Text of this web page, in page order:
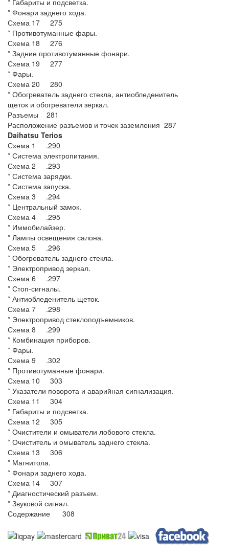
* Габариты и подсветка.
* Фонари заднего хода.
Схема 17 275
* Противотуманные фары.
Схема 18 276
* Задние противотуманные фонари.
Схема 19 277
* Фары.
Схема 20 280
* Обогреватель заднего стекла, антиобледенитель
щеток и обогреватели зеркал.
Разъемы 281
Расположение разъемов и точек заземления 287
Daihatsu Terios
Схема 1 .290
* Система электропитания.
Схема 2 .293
* Система зарядки.
* Система запуска.
Схема 3 .294
* Центральный замок.
Схема 4 .295
* Иммобилайзер.
* Лампы освещения салона.
Схема 5 .296
* Обогреватель заднего стекла.
* Электропривод зеркал.
Схема 6 .297
* Стоп-сигналы.
* Антиобледенитель щеток.
Схема 7 .298
* Электропривод стеклоподъемников.
Схема 8 .299
* Комбинация приборов.
* Фары.
Схема 9 .302
* Противотуманные фонари.
Схема 10 303
* Указатели поворота и аварийная сигнализация.
Схема 11 304
* Габариты и подсветка.
Схема 12 305
* Очистители и омыватели лобового стекла.
* Очиститель и омыватель заднего стекла.
Схема 13 306
* Магнитола.
* Фонари заднего хода.
Схема 14 307
* Диагностический разъем.
* Звуковой сигнал.
Содержание 308